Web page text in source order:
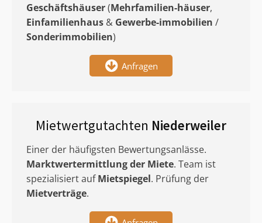
Geschäftshäuser(Mehrfamilien-häuser,
Einfamilienhaus & Gewerbe-immobilien /
Sonderimmobilien)
Anfragen
Mietwertgutachten Niederweiler
Einer der häufigsten Bewertungsanlässe.
Marktwertermittlungder Miete. Team ist
spezialisiert aufMietspiegel. Prüfung der
Mietverträge.